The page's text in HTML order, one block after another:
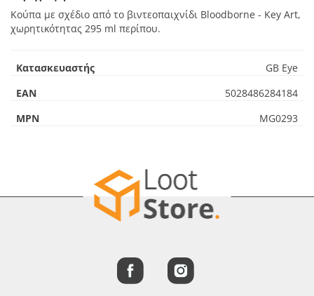
Κούπα με σχέδιο από το βιντεοπαιχνίδι Bloodborne - Key Art,
χωρητικότητας 295 ml περίπου.
Κατασκευαστής
GB Eye
EAN
5028486284184
MPN
MG0293